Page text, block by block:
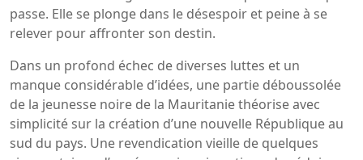
passe. Elle se plonge dans le désespoir et peine à se
relever pour affronter son destin.
Dans un profond échec de diverses luttes et un
manque considérable d’idées, une partie déboussolée
de la jeunesse noire de la Mauritanie théorise avec
simplicité sur la création d’une nouvelle République au
sud du pays. Une revendication vieille de quelques